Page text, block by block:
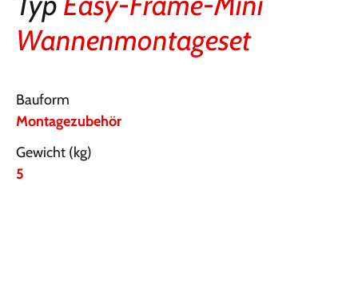
Wannenmontageset
Bauform
Montagezubehör
Gewicht (kg)
5